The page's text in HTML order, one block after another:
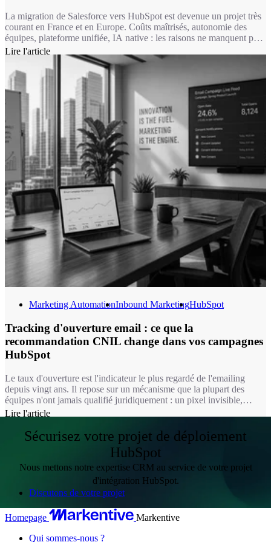
La migration de Salesforce vers HubSpot est devenue un projet très
courant en France et en Europe. Coûts maîtrisés, autonomie des
équipes, plateforme unifiée, IA native : les raisons ne manquent pas.
Encore faut-il mener cette transition avec rigueur. C'est exactement
ce que fait Markentive, agence HubSpot certifiée depuis plus de 10
ans.
Lire l'article
Marketing AutomationInbound MarketingHubSpot
Tracking d'ouverture email : ce que la
recommandation CNIL change dans vos campagnes
HubSpot
Le taux d'ouverture est l'indicateur le plus regardé de l'emailing
depuis vingt ans. Il repose sur un mécanisme que la plupart des
équipes n'ont jamais qualifié juridiquement : un pixel invisible,
chargé à l'ouverture du message. Depuis le 14 avril 2026, ce
pour une bonne partie de vos usages, mesurer une ouverture
suppose désormais le consentement du destinataire.
Lire l'article
Sécurisez votre projet de déploiement
HubSpot
Nous mettons notre expertise CRM au service de votre projet
d'intégration HubSpot.
Discutons de votre projet
Homepage
Markentive
Qui sommes-nous ?